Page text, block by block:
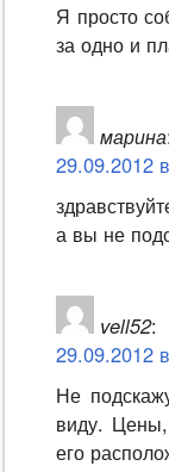
Я просто
за одно и
марина
29.09.2012
а вы не
vell52:
29.09.2012
Не
виду. Цены,
его